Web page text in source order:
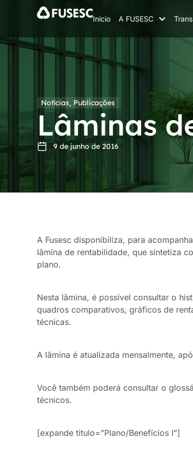
Início A FUSESC
Notícias, Publicações
Lâminas
9 de junho de 2016
A Fusesc disponibiliza, para
lâmina de rentabilidade, que sintetiza
plano.
Nesta lâmina, é possível consultar o
quadros comparativos, gráficos de
técnicas.
A lâmina é atualizada mensalmente,
Você também poderá consultar o
técnicos.
[expande titulo=”Plano/Benefícios I”]